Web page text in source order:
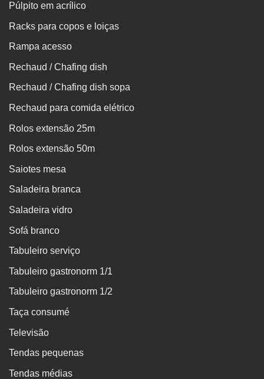
Púlpito em acrílico
Racks para copos e loiças
Rampa acesso
Rechaud / Chafing dish
Rechaud / Chafing dish sopa
Rechaud para comida elétrico
Rolos extensão 25m
Rolos extensão 50m
Saiotes mesa
Saladeira branca
Saladeira vidro
Sofá branco
Tabuleiro serviço
Tabuleiro gastronorm 1/1
Tabuleiro gastronorm 1/2
Taça consumé
Televisão
Tendas pequenas
Tendas médias